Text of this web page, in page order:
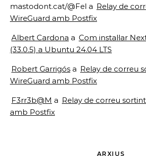
mastodont.cat/@Fel a Relay de
WireGuard amb Postfix
Albert Cardona a Com instal·lar
(33.0.5) a Ubuntu 24.04 LTS
Robert Garrigós a Relay de correu
WireGuard amb Postfix
F3rr3b@M a Relay de correu
amb Postfix
ARXIUS